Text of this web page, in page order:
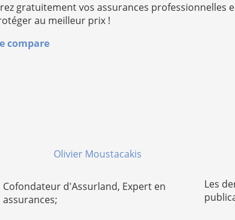
gratuitement vos assurances professionnelles
au meilleur prix !
compare
Olivier Moustacakis
Cofondateur d'Assurland, Expert en
assurances;
Les